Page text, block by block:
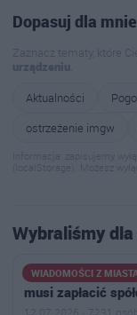
Dopasuj dla mnie
Zaznacz tematy, które
urządzeniu
Aktualności
ostrzeżenie imgw
Informacja: zapisujemy
(localStorage). Możesz
Wybraliśmy
WIADOMOŚCI Z
Wyrok w
musi zapłacić
12.07.2026 · 7231